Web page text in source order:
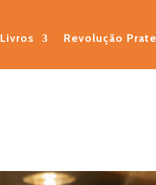
Livros Revolução